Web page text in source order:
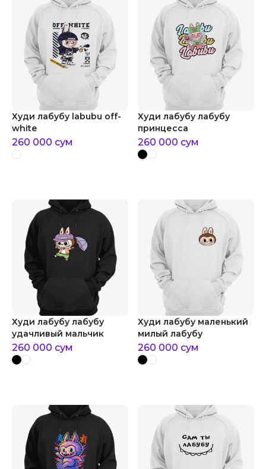
Худи лабубу labubu off-
white
260 000 сум
Худи лабубу лабубу
принцесса
260 000 сум
Худи лабубу лабубу
удачливый мальчик
260 000 сум
Худи лабубу маленький
милый лабубу
260 000 сум